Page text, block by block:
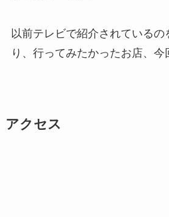
以前テレビで紹介されているの
り、行ってみたかったお店、今
アクセス